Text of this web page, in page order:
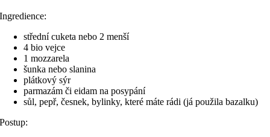
Ingredience:
střední cuketa nebo 2 menší
4 bio vejce
1 mozzarela
šunka nebo slanina
plátkový sýr
parmazám či eidam na posypání
sůl, pepř, česnek, bylinky, které máte rádi (já použila bazalku)
Postup: